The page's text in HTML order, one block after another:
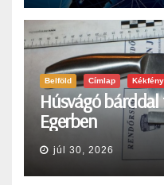
Belföld Címlap Kékfény
Húsvágó
Egerben
júl 30, 2026